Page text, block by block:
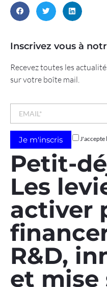
Inscrivez vous à
Recevez toutes les
sur votre boîte mail.
J'accepte
Petit-
Les
activer
R&D,
et mise